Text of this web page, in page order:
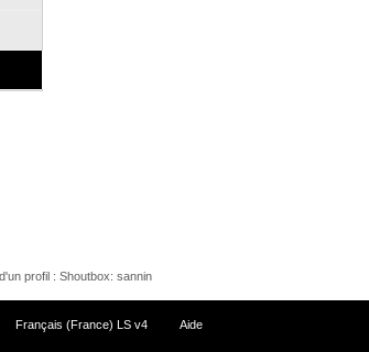
profil : Shoutbox: sannin
Français (France) LS v4 Aide